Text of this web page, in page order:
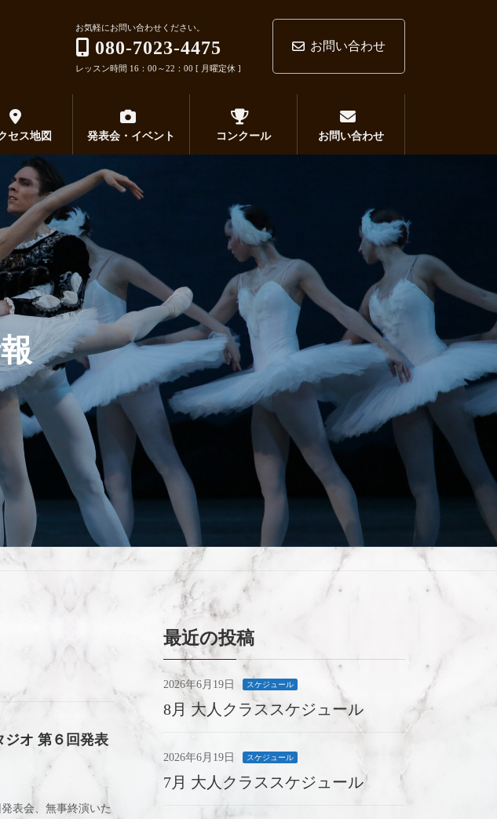
お気軽にお問い合わせください。
080-7023-4475
レッスン時間 16：00～22：00 [ 月曜定休 ]
お問い合わせ
セス地図 発表会・イベント コンクール お問い合わせ
ジオ 第６回発表
表会、無事終演いた
最近の投稿
2026年6月19日 スケジュール
8月 大人クラススケジュール
2026年6月19日 スケジュール
7月 大人クラススケジュール